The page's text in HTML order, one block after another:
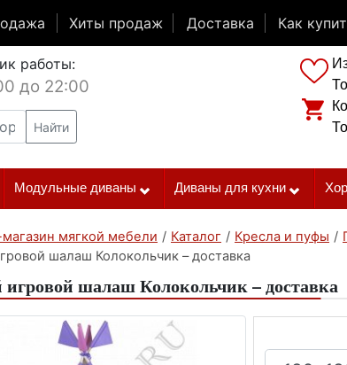
Хиты продаж Доставка Как
работы:
до 22:00
Найти
Модульные диваны Диваны для кухни
мягкой мебели / Каталог / Кресла и пуфы /
шалаш Колокольчик – доставка
игровой шалаш Колокольчик – доставка